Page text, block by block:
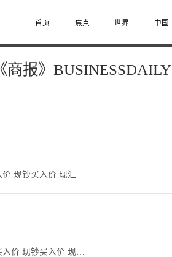
首页 焦点 世界 中国
《商报》BUSINESSDAILY
现钞买入价 现汇…
价 现钞买入价 现…